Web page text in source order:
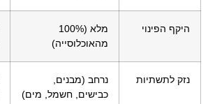
היקף הפינוי
מלא (100%
מהאוכלוסייה)
נזק לתשתיות
נרחב (מבנים,
כבישים, חשמל, מים)